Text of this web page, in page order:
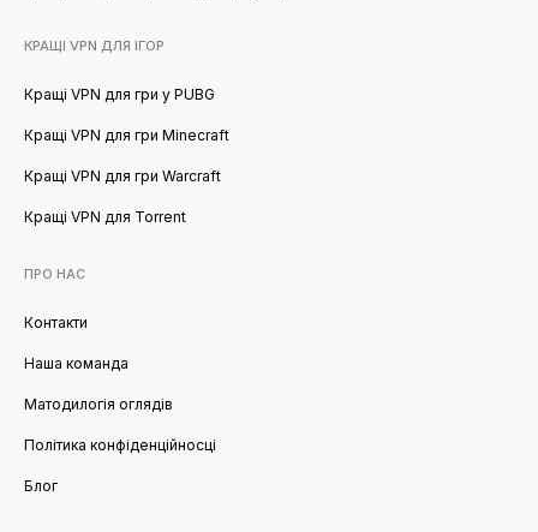
КРАЩІ VPN ДЛЯ ІГОР
Кращі VPN для гри у PUBG
Кращі VPN для гри Minecraft
Кращі VPN для гри Warcraft
Кращі VPN для Torrent
ПРО НАС
Контакти
Наша команда
Матодилогія оглядів
Політика конфіденційносці
Блог